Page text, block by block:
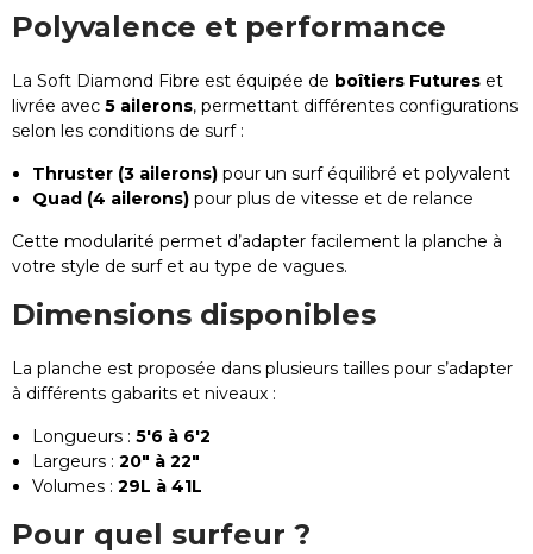
Polyvalence et performance
La Soft Diamond Fibre est équipée de boîtiers Futures et
livrée avec 5 ailerons, permettant différentes configurations
selon les conditions de surf :
Thruster (3 ailerons) pour un surf équilibré et polyvalent
Quad (4 ailerons) pour plus de vitesse et de relance
Cette modularité permet d’adapter facilement la planche à
votre style de surf et au type de vagues.
Dimensions disponibles
La planche est proposée dans plusieurs tailles pour s’adapter
à différents gabarits et niveaux :
Longueurs : 5'6 à 6'2
Largeurs : 20" à 22"
Volumes : 29L à 41L
Pour quel surfeur ?